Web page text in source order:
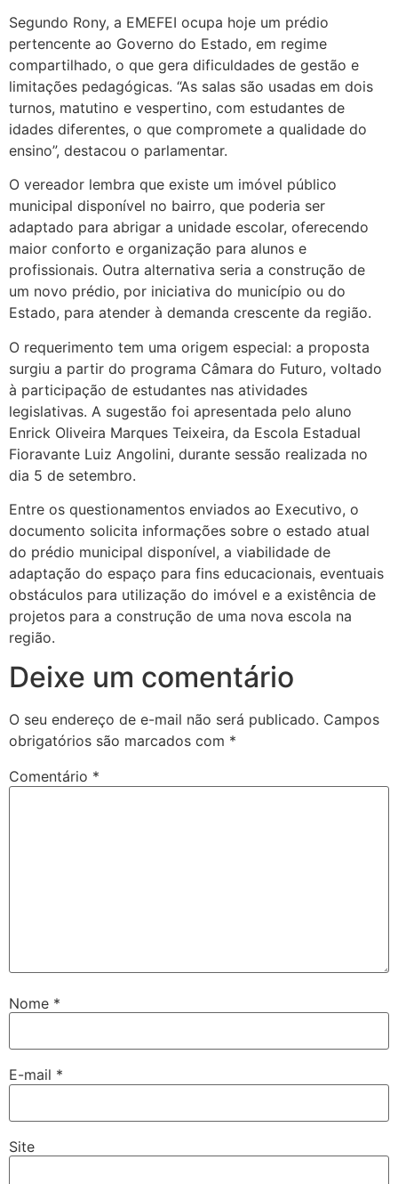
Segundo Rony, a EMEFEI ocupa hoje um prédio
pertencente ao Governo do Estado, em regime
compartilhado, o que gera dificuldades de gestão e
limitações pedagógicas. “As salas são usadas em dois
turnos, matutino e vespertino, com estudantes de
idades diferentes, o que compromete a qualidade do
ensino”, destacou o parlamentar.
O vereador lembra que existe um imóvel público
municipal disponível no bairro, que poderia ser
adaptado para abrigar a unidade escolar, oferecendo
maior conforto e organização para alunos e
profissionais. Outra alternativa seria a construção de
um novo prédio, por iniciativa do município ou do
Estado, para atender à demanda crescente da região.
O requerimento tem uma origem especial: a proposta
surgiu a partir do programa Câmara do Futuro, voltado
à participação de estudantes nas atividades
legislativas. A sugestão foi apresentada pelo aluno
Enrick Oliveira Marques Teixeira, da Escola Estadual
Fioravante Luiz Angolini, durante sessão realizada no
dia 5 de setembro.
Entre os questionamentos enviados ao Executivo, o
documento solicita informações sobre o estado atual
do prédio municipal disponível, a viabilidade de
adaptação do espaço para fins educacionais, eventuais
obstáculos para utilização do imóvel e a existência de
projetos para a construção de uma nova escola na
região.
Deixe um comentário
O seu endereço de e-mail não será publicado. Campos
obrigatórios são marcados com *
Comentário *
Nome *
E-mail *
Site